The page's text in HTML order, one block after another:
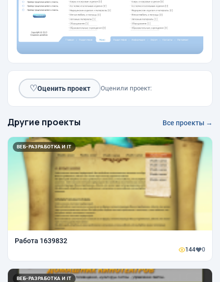
♡Оценить проект Оценили проект:
Другие проекты Все проекты →
ВЕБ-РАЗРАБОТКА И IT
Работа 1639832
144 0
ВЕБ-РАЗРАБОТКА И IT